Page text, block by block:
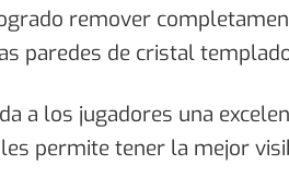
remover
paredes de cristal
a los jugadores una
permite tener la mejor